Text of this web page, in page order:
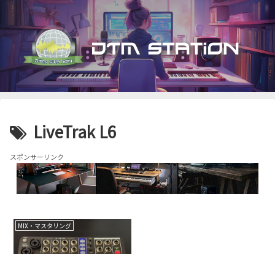
LiveTrak L6
スポンサーリンク
MIX・マスタリング